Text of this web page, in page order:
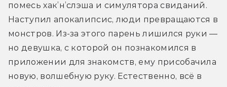
помесь хак’н’слэша и симулятора свиданий.
Наступил апокалипсис, люди превращаются в
монстров. Из-за этого парень лишился руки —
но девушка, с которой он познакомился в
приложении для знакомств, ему присобачила
новую, волшебную руку. Естественно, всё в